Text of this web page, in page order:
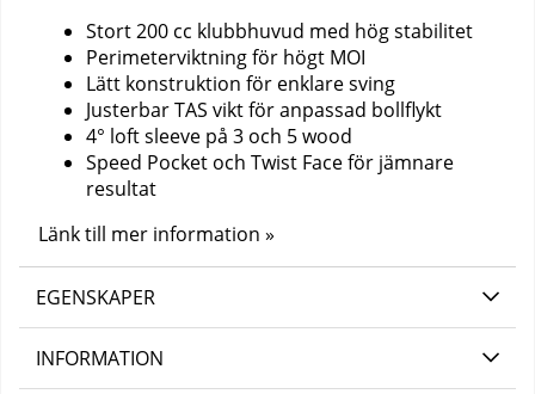
Stort 200 cc klubbhuvud med hög stabilitet
Perimeterviktning för högt MOI
Lätt konstruktion för enklare sving
Justerbar TAS vikt för anpassad bollflykt
4° loft sleeve på 3 och 5 wood
Speed Pocket och Twist Face för jämnare
resultat
Länk till mer information »
EGENSKAPER
INFORMATION